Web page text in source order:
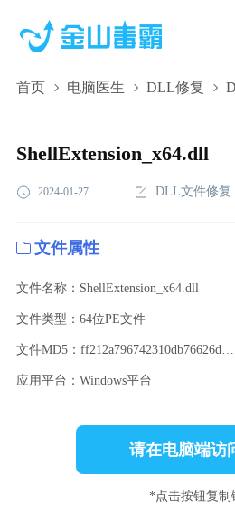
首页 电脑医生 DLL修复
ShellExtension_x64.dll
2024-01-27 DLL文件修复
文件属性
文件名称：ShellExtension_x64.dll
文件类型：64位PE文件
文件MD5：ff212a796742310db76626d3df3ae644
应用平台：Windows平台
请在电脑端访
*点击按钮复制